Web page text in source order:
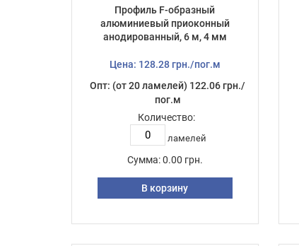
Профиль F-образный
алюминиевый приоконный
анодированный, 6 м, 4 мм
Цена: 128.28 грн./пог.м
Опт: (от 20 ламелей) 122.06 грн./
пог.м
Количество:
ламелей
Сумма: 0.00 грн.
В корзину